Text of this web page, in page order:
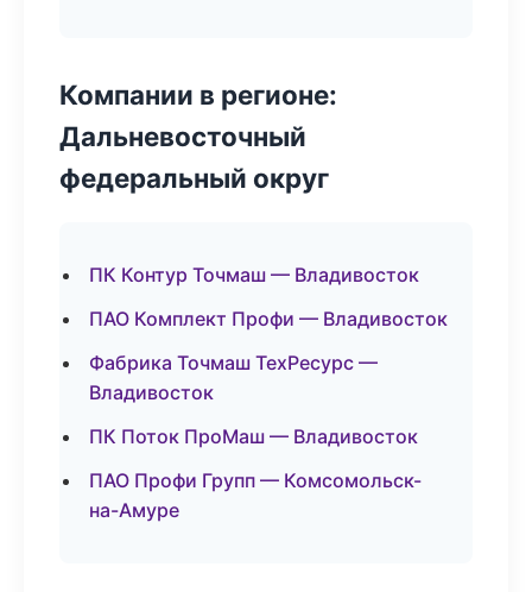
Компании в регионе:
Дальневосточный
федеральный округ
ПК Контур Точмаш — Владивосток
ПАО Комплект Профи — Владивосток
Фабрика Точмаш ТехРесурс —
Владивосток
ПК Поток ПроМаш — Владивосток
ПАО Профи Групп — Комсомольск-
на-Амуре